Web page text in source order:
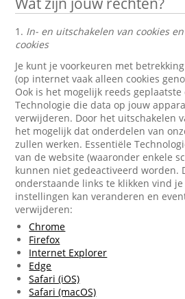
1. In- en uitschakelen van cookies
cookies
Je kunt je voorkeuren met
(op internet vaak alleen cookies
Ook is het mogelijk reeds
Technologie die data op jouw
verwijderen. Door het uitschakelen
het mogelijk dat onderdelen van
zullen werken. Essentiële
van de website (waaronder enkele
kunnen niet gedeactiveerd worden.
onderstaande links te klikken vind
instellingen kan veranderen en
verwijderen:
Chrome
Firefox
Internet Explorer
Edge
Safari (iOS)
Safari (macOS)